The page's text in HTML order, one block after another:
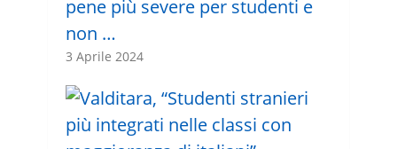
pene più severe per studenti e
non …
3 Aprile 2024